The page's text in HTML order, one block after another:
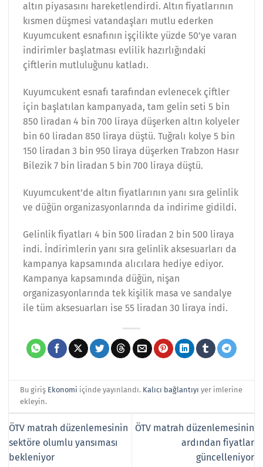
altın piyasasını hareketlendirdi. Altın fiyatlarının
kısmen düşmesi vatandaşları mutlu ederken
Kuyumcukent esnafının işçilikte yüzde 50’ye varan
indirimler başlatması evlilik hazırlığındaki
çiftlerin mutluluğunu katladı.
Kuyumcukent esnafı tarafından evlenecek çiftler
için başlatılan kampanyada, tam gelin seti 5 bin
850 liradan 4 bin 700 liraya düşerken altın kolyeler
bin 60 liradan 850 liraya düştü. Tuğralı kolye 5 bin
150 liradan 3 bin 950 liraya düşerken Trabzon Hasır
Bilezik 7 bin liradan 5 bin 700 liraya düştü.
Kuyumcukent’de altın fiyatlarının yanı sıra gelinlik
ve düğün organizasyonlarında da indirime gidildi.
Gelinlik fiyatları 4 bin 500 liradan 2 bin 500 liraya
indi. İndirimlerin yanı sıra gelinlik aksesuarları da
kampanya kapsamında alıcılara hediye ediyor.
Kampanya kapsamında düğün, nişan
organizasyonlarında tek kişilik masa ve sandalye
ile tüm aksesuarları ise 55 liradan 30 liraya indi.
Bu giriş Ekonomi içinde yayınlandı. Kalıcı bağlantıyı yer imlerine
ekleyin.
ÖTV matrah düzenlemesinin
sektöre olumlu yansıması
bekleniyor
ÖTV matrah düzenlemesinin
ardından fiyatlar
güncelleniyor